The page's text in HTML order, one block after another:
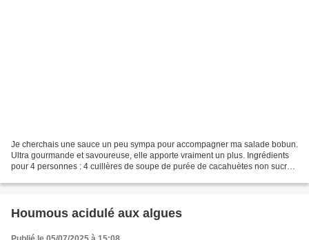
Je cherchais une sauce un peu sympa pour accompagner ma salade bobun.
Ultra gourmande et savoureuse, elle apporte vraiment un plus. Ingrédients
pour 4 personnes : 4 cuillères de soupe de purée de cacahuètes non sucrée
Houmous acidulé aux algues